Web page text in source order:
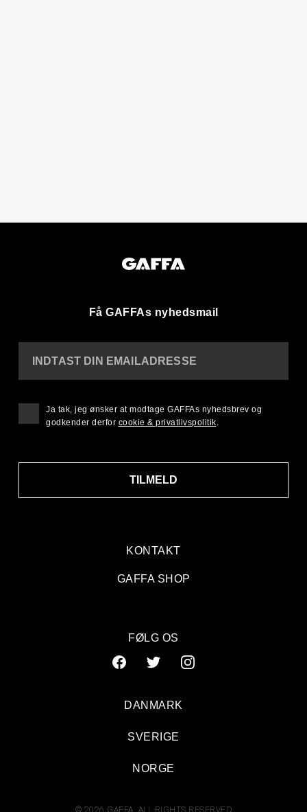
Få GAFFAs nyhedsmail
KONTAKT
GAFFA SHOP
INDTAST DIN EMAILADRESSE
TILMELD
Ja tak, jeg ønsker at modtage GAFFAs nyhedsbrev og
godkender derfor cookie & privatlivspolitik.
FØLG OS
DANMARK
SVERIGE
NORGE